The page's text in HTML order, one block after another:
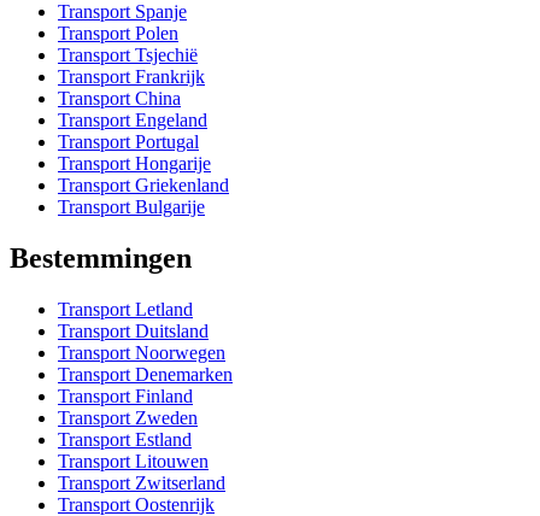
Transport Spanje
Transport Polen
Transport Tsjechië
Transport Frankrijk
Transport China
Transport Engeland
Transport Portugal
Transport Hongarije
Transport Griekenland
Transport Bulgarije
Bestemmingen
Transport Letland
Transport Duitsland
Transport Noorwegen
Transport Denemarken
Transport Finland
Transport Zweden
Transport Estland
Transport Litouwen
Transport Zwitserland
Transport Oostenrijk